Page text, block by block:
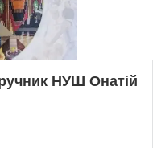
НУШ Онатій